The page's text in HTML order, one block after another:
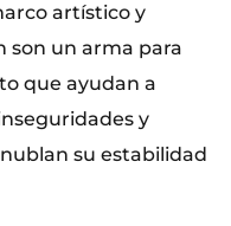
artístico y
son un arma para
que ayudan a
y
su estabilidad